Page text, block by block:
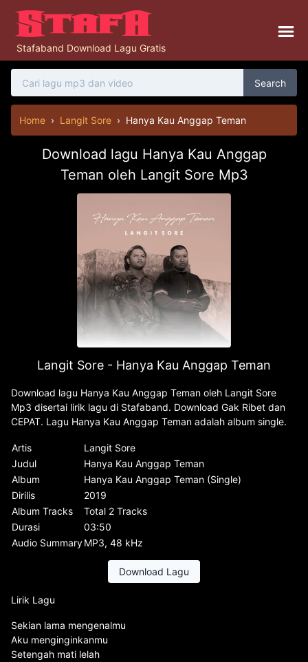
Stafaband Download Lagu Gratis
Search
Home › Langit Sore › Hanya Kau Anggap Teman
Download lagu Hanya Kau Anggap
Teman oleh Langit Sore Mp3
Langit Sore - Hanya Kau Anggap Teman
Download lagu Hanya Kau Anggap Teman oleh Langit Sore
Mp3 disertai lirik lagu di Stafaband. Download Gak Ribet dan
CEPAT. Lagu Hanya Kau Anggap Teman adalah album single.
Artis
Langit Sore
Judul
Hanya Kau Anggap Teman
Album
Hanya Kau Anggap Teman (Single)
Dirilis
2019
Album Tracks
Total 2 Tracks
Durasi
03:50
Audio SummaryMP3, 48 kHz
Download Lagu
Lirik Lagu
Sekian lama mengenalmu
Aku menginginkanmu
Setengah mati lelah